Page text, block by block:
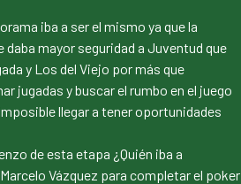
iba a ser el mismo ya que la
daba mayor seguridad a Juventud que
y Los del Viejo por más que
jugadas y buscar el rumbo en el juego
llegar a tener oportunidades
de esta etapa ¿Quién iba a
Vázquez para completar el poker